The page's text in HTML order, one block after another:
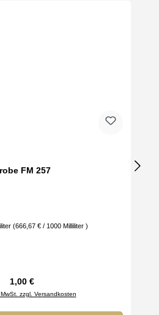
FM 257
(666,67 € / 1000 Milliliter )
Regulärer Preis:
1,00 €
zzgl. Versandkosten